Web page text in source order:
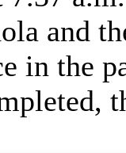
and
in the